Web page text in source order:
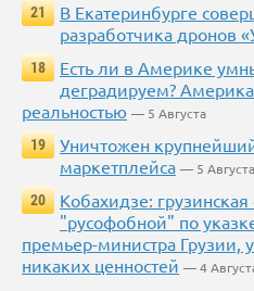
21
В Екатеринбурге
разработчика дронов
18
Есть ли в Америке
деградируем?
реальностью — 5 Августа
19
Уничтожен
маркетплейса — 5 Августа
20
Кобахидзе:
"русофобной" по
премьер-министра Грузии,
никаких ценностей — 4